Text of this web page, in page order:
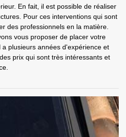
En fait, il est possible de réaliser
Pour ces interventions qui sont
des professionnels en la matière.
vous proposer de placer votre
plusieurs années d'expérience et
prix qui sont très intéressants et